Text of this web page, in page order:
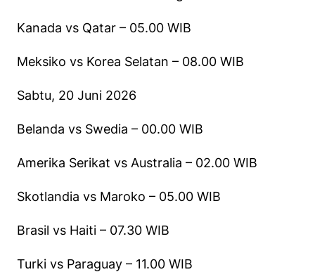
Kanada vs Qatar – 05.00 WIB
Meksiko vs Korea Selatan – 08.00 WIB
Sabtu, 20 Juni 2026
Belanda vs Swedia – 00.00 WIB
Amerika Serikat vs Australia – 02.00 WIB
Skotlandia vs Maroko – 05.00 WIB
Brasil vs Haiti – 07.30 WIB
Turki vs Paraguay – 11.00 WIB